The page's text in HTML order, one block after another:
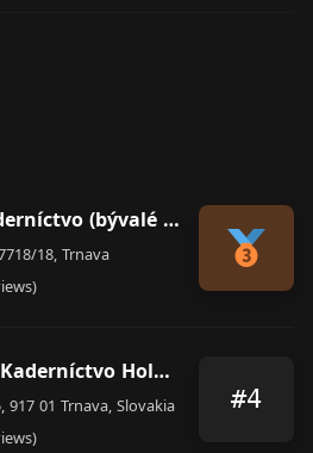
Pánske kaderníctvo (bývalé ROH)
18, Trnava
Holičstvo - Kaderníctvo Holková
917 01 Trnava, Slovakia #4